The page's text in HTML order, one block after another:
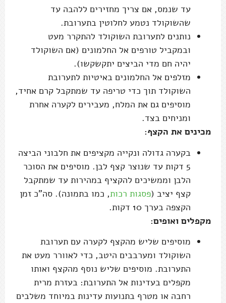
עד שנמס, אם צריך מחזירים ללהבה עד
שהשוקולד נטמע לחלוטין בתערובת.
נותנים לתערובת השוקולד להתקרר מעט
ובמקביל טורפים אל החלמונים (אם השוקולד
יהיה חם מדי הביצים יתקשקשו).
מזלפים אל החלמונים באיטיות לתערובת
השוקולד תוך כדי טריפה עד שמתקבל קרם אחיד,
מוסיפים גם את המלח, מעבירים לקערה אחרת
ומניחים בצד.
מכינים את הקצף:
בקערה גדולה ונקייה מקציפים את חלבוני הביצה
5 דקות עד שנוצר קצף לבן. מוסיפים את הסוכר
הלבן וממשיכים להקציף במהירות עד שמתקבל
קצף יציב (פסגות רכות, כמו בתמונה). סה"כ זמן
הקצפה בערך 10 דקות.
מקפלים ואופים:
מוסיפים שליש מהקצף לקערה עם תערובת
השוקולד ומערבבים היטב, כדי לאוורר מעט את
התערובת. מוסיפים שליש נוסף מהקצף ואותו
מקפלים בעדינות אל התערובת: בעזרת מרית
רחבה או מטרף בתנועות עדינות במיוחד משלבים